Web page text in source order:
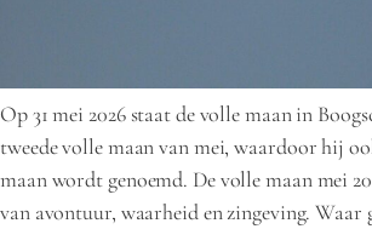
Op 31 mei 2026 staat de volle maan in
tweede volle maan van mei, waardoor hij
maan wordt genoemd. De volle maan mei
van avontuur, waarheid en zingeving.